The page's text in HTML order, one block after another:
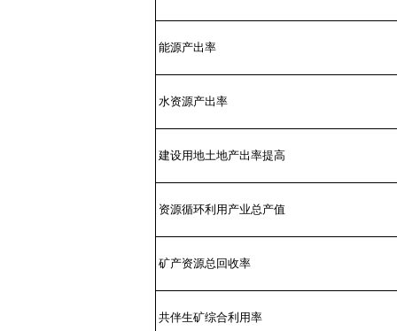
能源产出率
水资源产出率
建设用地土地产出率提高
资源循环利用产业总产值
矿产资源总回收率
共伴生矿综合利用率